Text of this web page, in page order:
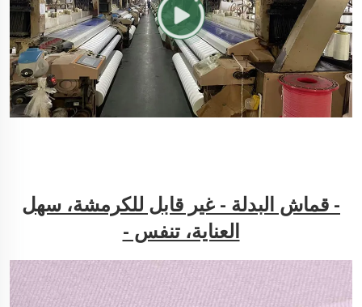
- قماش البدلة - غير قابل للكرمشة، سهل
العناية، تنفس -